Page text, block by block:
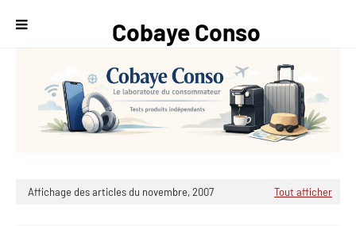
Cobaye Conso
— Le
laboratoire du
Affichage des articles du novembre, 2007 Tout afficher